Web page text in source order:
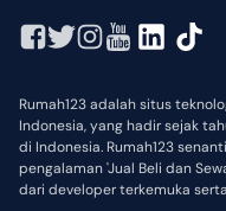
Rumah123 adalah situs
Indonesia, yang hadir sejak
di Indonesia. Rumah123
pengalaman 'Jual Beli dan
dari developer terkemuka